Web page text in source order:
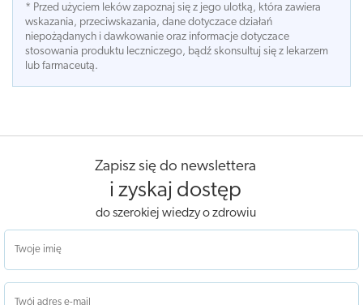
* Przed użyciem leków zapoznaj się z jego ulotką, która zawiera
wskazania, przeciwskazania, dane dotyczace działań
niepożądanych i dawkowanie oraz informacje dotyczace
stosowania produktu leczniczego, bądź skonsultuj się z lekarzem
lub farmaceutą.
Zapisz się do newslettera
i zyskaj dostęp
do szerokiej wiedzy o zdrowiu